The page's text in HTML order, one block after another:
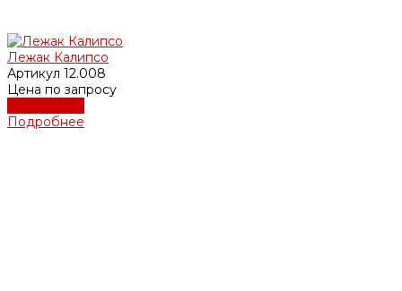
Лежак Калипсо
Артикул 12.008
Цена по запросу
Подробнее